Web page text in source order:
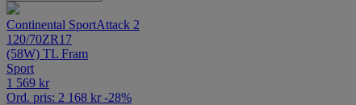
Continental SportAttack 2
120/70ZR17
(58W) TL Fram
Sport
1 569 kr
Ord. pris: 2 168 kr -28%